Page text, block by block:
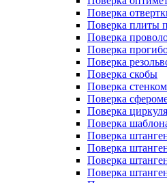
Поверка
Поверка плиты
Поверка
Поверка
Поверка
Поверка скобы
Поверка
Поверка
Поверка циркуля
Поверка
Поверка
Поверка
Поверка
Поверка